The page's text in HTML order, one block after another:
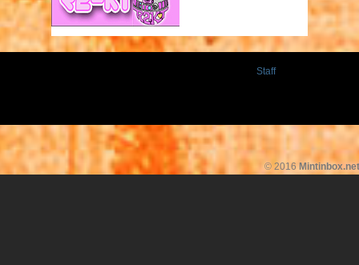
Staff
© 2016 Mintinbox.net